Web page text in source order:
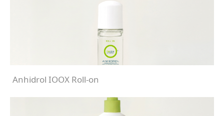
Anhidrol IOOX Roll-on